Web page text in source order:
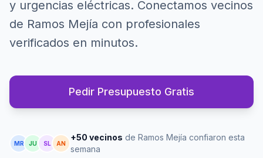
y urgencias eléctricas. Conectamos vecinos
de Ramos Mejía con profesionales
verificados en minutos.
Pedir Presupuesto Gratis
MR JU SL AN
+50 vecinos de Ramos Mejía confiaron esta
semana